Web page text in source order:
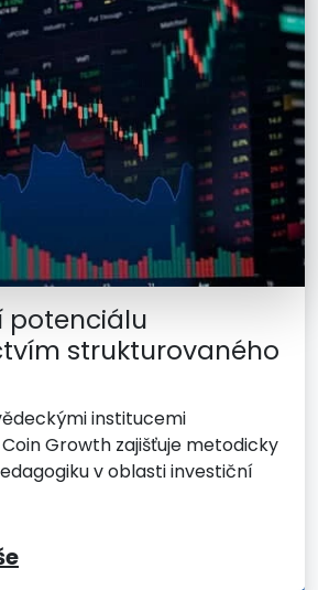
potenciálu
strukturovaného
institucemi
Growth zajišťuje metodicky
v oblasti investiční